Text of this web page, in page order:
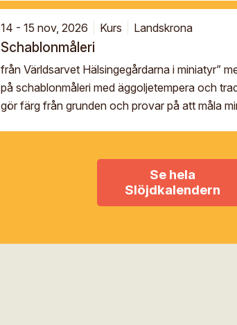
14 - 15 nov, 2026 Kurs Landskrona
Schablonmåleri
från Världsarvet Hälsingegårdarna i miniatyr”
på schablonmåleri med äggoljetempera och
gör färg från grunden och provar på att måla
Se hela
Slöjdkalendern